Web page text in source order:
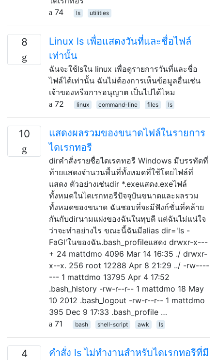
74
ls utilities
8
Linux ls เพื่อแสดงวันที่และชื่อไฟล์
เท่านั้น
ฉันจะใช้lsใน linux เพื่อดูรายการวันที่และชื่อ
ไฟล์ได้เท่านั้น ฉันไม่ต้องการเห็นข้อมูลอื่นเช่น
เจ้าของหรือการอนุญาต เป็นไปได้ไหม
72
linux command-line files ls
10
แสดงผลรวมของขนาดไฟล์ในรายการ
ไดเรกทอรี
dirคำสั่งรายชื่อไดเรคทอรี Windows มีบรรทัดที่
ท้ายแสดงจำนวนพื้นที่ทั้งหมดที่ใช้โดยไฟล์ที่
แสดง ตัวอย่างเช่นdir *.exeแสดง.exeไฟล์
ทั้งหมดในไดเรกทอรีปัจจุบันขนาดและผลรวม
ทั้งหมดของขนาด ฉันชอบที่จะมีฟังก์ชั่นที่คล้าย
กันกับdirนามแฝงของฉันในทุบตี แต่ฉันไม่แน่ใจ
ว่าจะทำอย่างไร ขณะนี้ฉันมีalias dir='ls -
FaGl'ในของฉัน.bash_profileแสดง drwxr-x---
+ 24 mattdmo 4096 Mar 14 16:35 ./ drwxr-
x--x. 256 root 12288 Apr 8 21:29 ../ -rw----
--- 1 mattdmo 13795 Apr 4 17:52
.bash_history -rw-r--r-- 1 mattdmo 18 May
10 2012 .bash_logout -rw-r--r-- 1 mattdmo
395 Dec 9 17:33 .bash_profile …
71
bash shell-script awk ls
4
คำสั่ง ls ไม่ทำงานสำหรับไดเรกทอรีที่มี